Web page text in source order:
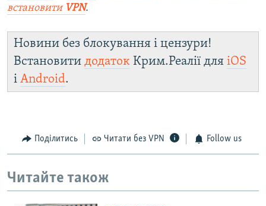
встановити VPN.
Новини без блокування і цензури!
Встановити додаток Крим.Реалії для iOS
і Android.
Поділитись Читати без VPN Follow us
Читайте також